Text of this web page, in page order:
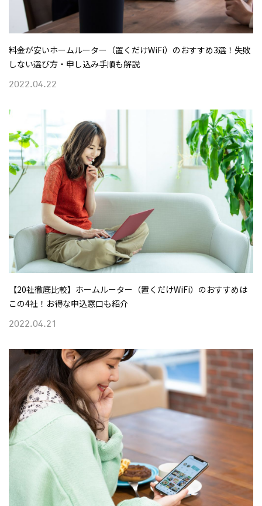
2022.04.22
料金が安いホームルーター（置くだけWiFi）のおすすめ3選！失敗
しない選び方・申し込み手順も解説
2022.04.21
【20社徹底比較】ホームルーター（置くだけWiFi）のおすすめは
この4社！お得な申込窓口も紹介